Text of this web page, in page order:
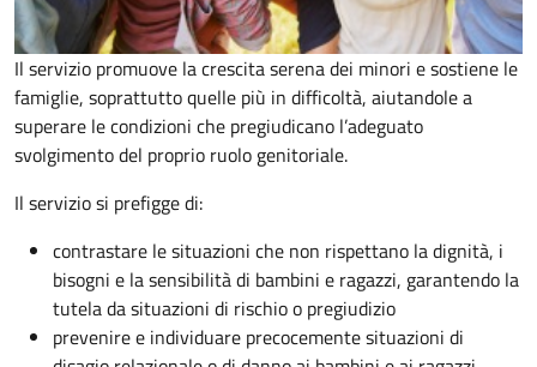
Il servizio promuove la crescita serena dei minori e sostiene le
famiglie, soprattutto quelle più in difficoltà, aiutandole a
superare le condizioni che pregiudicano l’adeguato
svolgimento del proprio ruolo genitoriale.
Il servizio si prefigge di:
contrastare le situazioni che non rispettano la dignità, i
bisogni e la sensibilità di bambini e ragazzi, garantendo la
tutela da situazioni di rischio o pregiudizio
prevenire e individuare precocemente situazioni di